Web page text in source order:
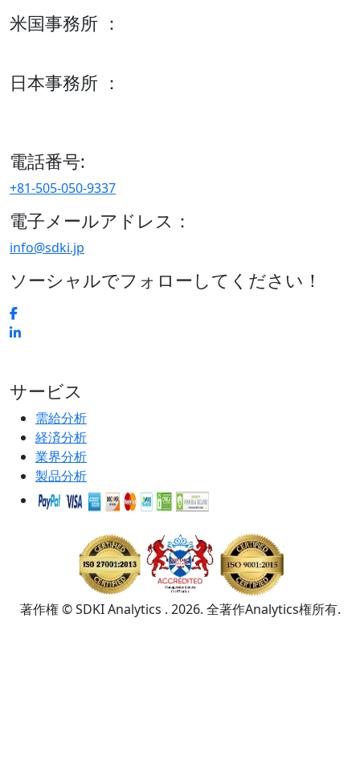
米国事務所 ：
日本事務所 ：
電話番号:
+81-505-050-9337
電子メールアドレス：
info@sdki.jp
ソーシャルでフォローしてください！
サービス
需給分析
経済分析
業界分析
製品分析
著作権 © SDKI Analytics . 2026. 全著作Analytics権所有.